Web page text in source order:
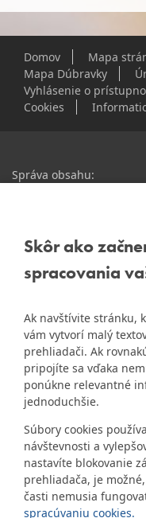
Skôr ako
spracovania
Ak navštívite stránku,
vám vytvorí malý
prehliadači. Ak
pripojíte sa vďaka
ponúkne relevantné
jednoduchšie.
Súbory cookies
návštevnosti a
nastavíte blokovanie
prehliadača, je
časti nemusia
spracúvaniu cookies.
Domov Mapa
Mapa Dúbravky
Vyhlásenie o
Cookies
Správa obsahu:
Staršie informácie a
starej stránke Dúbravky
Naša mestská časť
miesto v súťaži
najlepšiu internetovú
samospráv za rok 2020